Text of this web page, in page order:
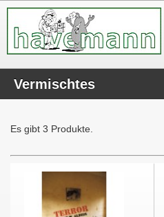
Vermischtes
Es gibt 3 Produkte.